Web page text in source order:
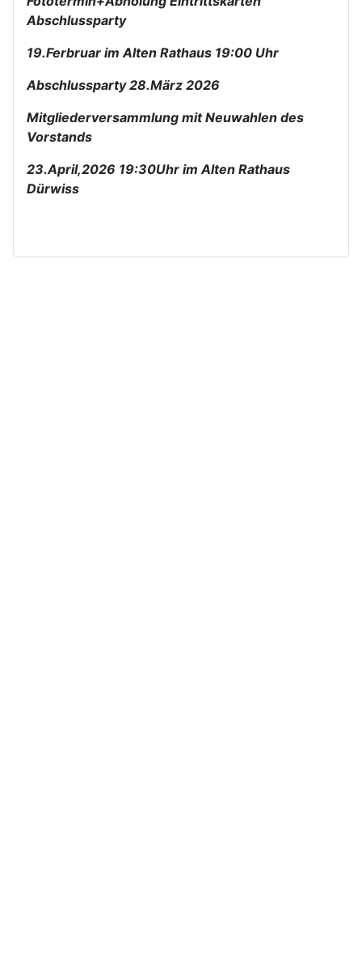
Abschlussparty
19.Ferbruar im Alten Rathaus 19:00 Uhr
Abschlussparty 28.März 2026
Mitgliederversammlung mit Neuwahlen des
Vorstands
23.April,2026 19:30Uhr im Alten Rathaus
Dürwiss